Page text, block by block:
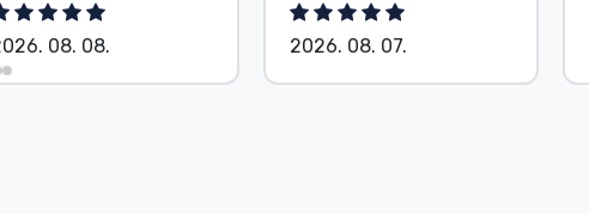
08. 08. 2026. 08. 07.